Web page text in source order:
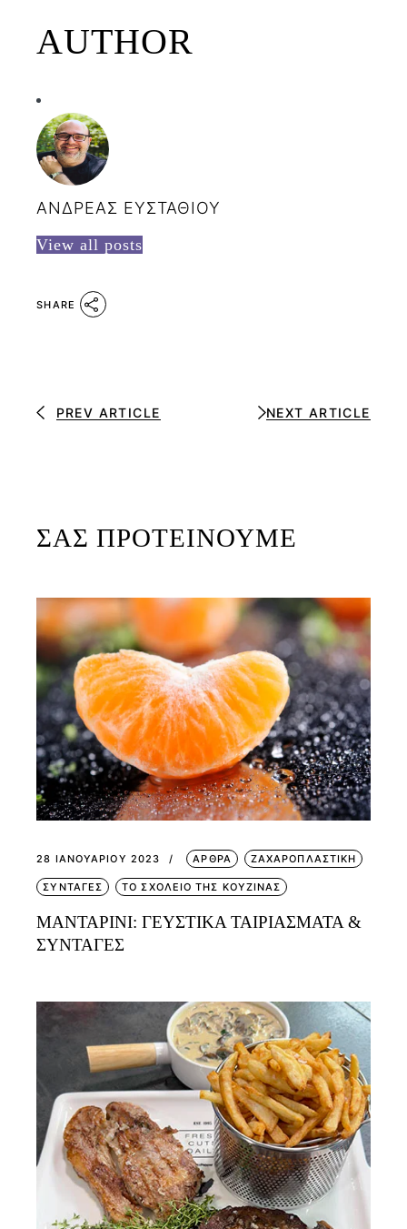
AUTHOR
ΑΝΔΡΕΑΣ ΕΥΣΤΑΘΙΟΥ
View all posts
SHARE
PREV ARTICLE NEXT ARTICLE
ΣΑΣ ΠΡΟΤΕΙΝΟΥΜΕ
28 ΙΑΝΟΥΑΡΊΟΥ 2023 ΑΡΘΡΑ ΖΑΧΑΡΟΠΛΑΣΤΙΚΗ
ΣΥΝΤΑΓΕΣ ΤΟ ΣΧΟΛΕΙΟ ΤΗΣ ΚΟΥΖΙΝΑΣ
ΜΑΝΤΑΡΙΝΙ: ΓΕΥΣΤΙΚΑ ΤΑΙΡΙΑΣΜΑΤΑ &
ΣΥΝΤΑΓΕΣ